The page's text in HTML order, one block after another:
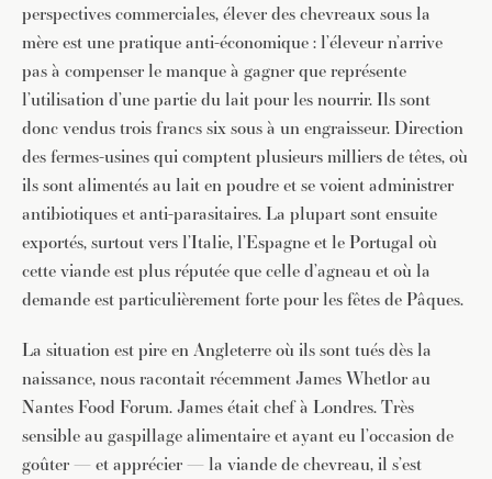
perspectives commerciales, élever des chevreaux sous la
mère est une pratique anti-économique : l’éleveur n’arrive
pas à compenser le manque à gagner que représente
l’utilisation d’une partie du lait pour les nourrir. Ils sont
donc vendus trois francs six sous à un engraisseur. Direction
des fermes-usines qui comptent plusieurs milliers de têtes, où
ils sont alimentés au lait en poudre et se voient administrer
antibiotiques et anti-parasitaires. La plupart sont ensuite
exportés, surtout vers l’Italie, l’Espagne et le Portugal où
cette viande est plus réputée que celle d’agneau et où la
demande est particulièrement forte pour les fêtes de Pâques.
La situation est pire en Angleterre où ils sont tués dès la
naissance, nous racontait récemment James Whetlor au
Nantes Food Forum. James était chef à Londres. Très
sensible au gaspillage alimentaire et ayant eu l’occasion de
goûter — et apprécier — la viande de chevreau, il s’est